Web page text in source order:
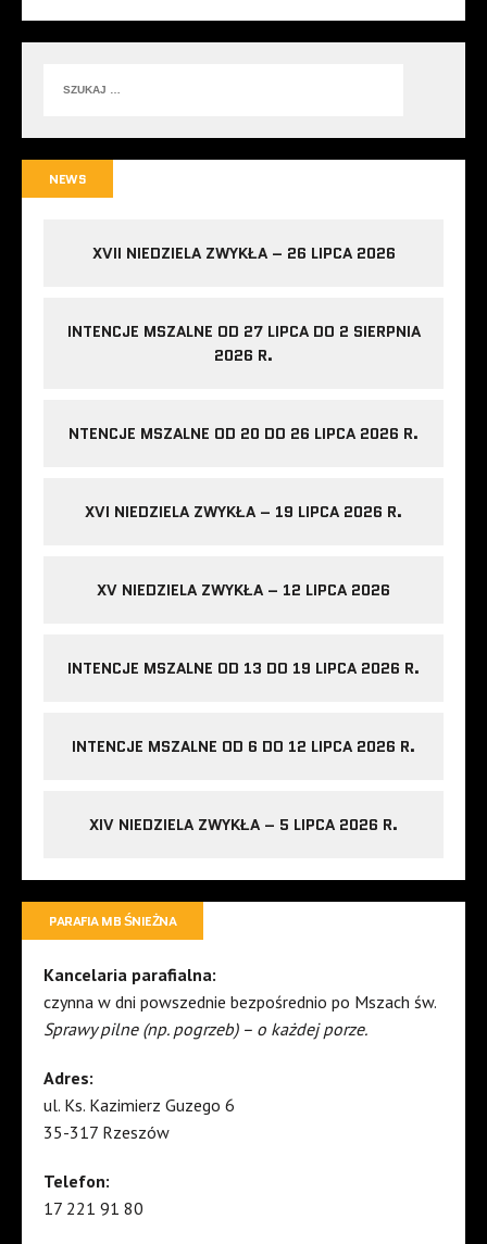
NEWS
XVII NIEDZIELA ZWYKŁA – 26 LIPCA 2026
INTENCJE MSZALNE OD 27 LIPCA DO 2 SIERPNIA
2026 R.
NTENCJE MSZALNE OD 20 DO 26 LIPCA 2026 R.
XVI NIEDZIELA ZWYKŁA – 19 LIPCA 2026 R.
XV NIEDZIELA ZWYKŁA – 12 LIPCA 2026
INTENCJE MSZALNE OD 13 DO 19 LIPCA 2026 R.
INTENCJE MSZALNE OD 6 DO 12 LIPCA 2026 R.
XIV NIEDZIELA ZWYKŁA – 5 LIPCA 2026 R.
PARAFIA MB ŚNIEŻNA
Kancelaria parafialna:
czynna w dni powszednie bezpośrednio po Mszach św.
Sprawy pilne (np. pogrzeb) – o każdej porze.
Adres:
ul. Ks. Kazimierz Guzego 6
35-317 Rzeszów
Telefon:
17 221 91 80